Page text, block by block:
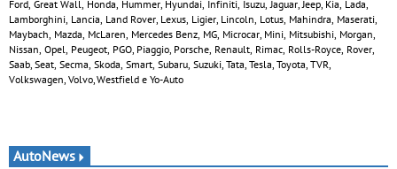
Ford, Great Wall, Honda, Hummer, Hyundai, Infiniti, Isuzu, Jaguar, Jeep, Kia, Lada,
Lamborghini, Lancia, Land Rover, Lexus, Ligier, Lincoln, Lotus, Mahindra, Maserati,
Maybach, Mazda, McLaren, Mercedes Benz, MG, Microcar, Mini, Mitsubishi, Morgan,
Nissan, Opel, Peugeot, PGO, Piaggio, Porsche, Renault, Rimac, Rolls-Royce, Rover,
Saab, Seat, Secma, Skoda, Smart, Subaru, Suzuki, Tata, Tesla, Toyota, TVR,
Volkswagen, Volvo, Westfield e Yo-Auto
AutoNews